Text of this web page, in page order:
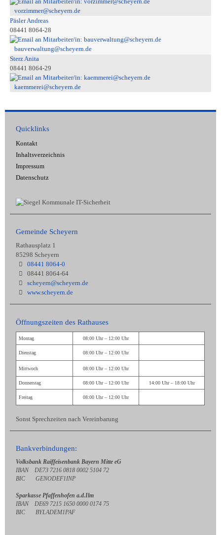
vorzimmer@scheyern.de
Päsler Andreas
08441 8064-28
bauverwaltung@scheyern.de
Sterz Anita
08441 8064-29
kaemmerei@scheyern.de
Quicklinks
Kontakt
Inhaltsverzeichnis
Impressum
Datenschutz
Gemeinde Scheyern
Rathausplatz 1
85298 Scheyern
08441 8064-0
08441 8064-64
scheyern@scheyern.de
www.scheyern.de
Öffnungszeiten des Rathauses
Montag 08:00 Uhr – 12:00 Uhr
Dienstag 08:00 Uhr – 12:00 Uhr
Mittwoch 08:00 Uhr – 12:00 Uhr
Donnerstag 08:00 Uhr – 12:00 Uhr 14:00 Uhr – 18:00 Uhr
Freitag 08:00 Uhr – 12:00 Uhr
Sonst Sprechzeiten nach Vereinbarung
Bankverbindungen:
Volksbank Raiffeisenbank Bayern Mitte eG
IBAN DE73 7216 0818 0002 5104 72
BIC GENODEF1INP
Sparkasse Pfaffenhofen a.d.Ilm
IBAN DE69 7215 1650 0000 0174 75
BIC BYLADEM1PAF